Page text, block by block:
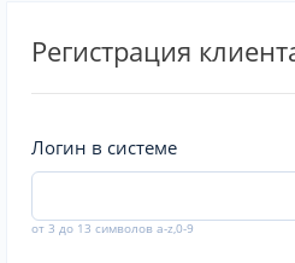
Регистрация
Логин в системе
от 3 до 13 символов a-z,0-9